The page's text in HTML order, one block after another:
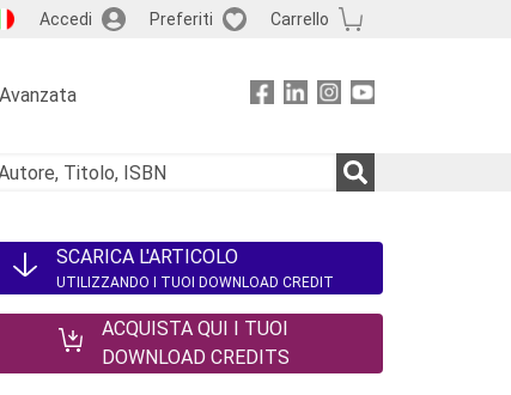
Accedi Preferiti Carrello
SCARICA L'ARTICOLO
UTILIZZANDO I TUOI DOWNLOAD CREDIT
ACQUISTA QUI I TUOI
DOWNLOAD CREDITS